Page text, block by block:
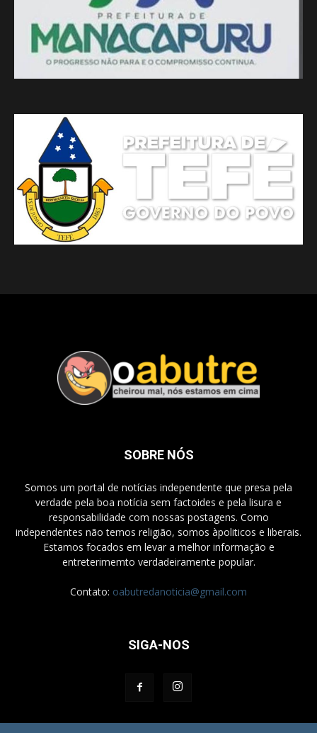
SOBRE NÓS
Somos um portal de notícias independente que presa pela
verdade pela boa notícia sem factoides e pela lisura e
responsabilidade com nossas postagens. Como
independentes não temos religião, somos àpoliticos e liberais.
Estamos focados em levar a melhor informação e
entreterimemto verdadeiramente popular.
Contato: oabutredanoticia@gmail.com
SIGA-NOS